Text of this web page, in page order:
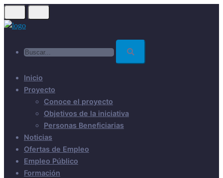
Skip
to
Inicio
Proyecto
Conoce el proyecto
Objetivos de la iniciativa
Personas Beneficiarias
Noticias
Ofertas de Empleo
Empleo Público
Formación